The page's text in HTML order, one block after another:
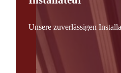
Unsere zuverlässigen